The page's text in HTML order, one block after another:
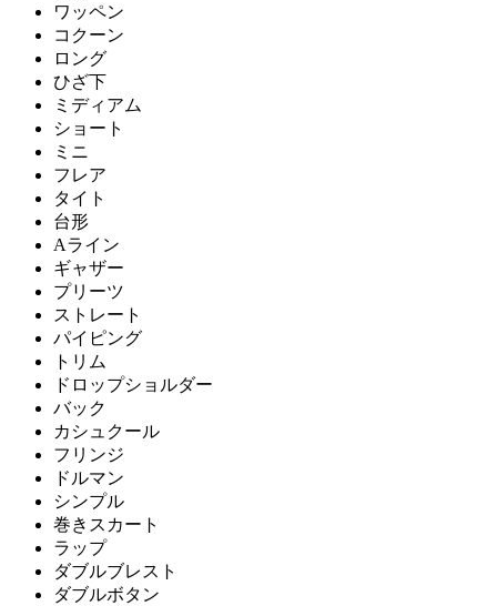
ワッペン
コクーン
ロング
ひざ下
ミディアム
ショート
ミニ
フレア
タイト
台形
Aライン
ギャザー
プリーツ
ストレート
パイピング
トリム
ドロップショルダー
バック
カシュクール
フリンジ
ドルマン
シンプル
巻きスカート
ラップ
ダブルブレスト
ダブルボタン